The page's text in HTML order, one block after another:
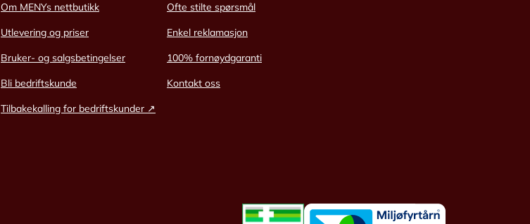
Om MENYs nettbutikk
Utlevering og priser
Bruker- og salgsbetingelser
Bli bedriftskunde
Tilbakekalling for bedriftskunder ↗
Ofte stilte spørsmål
Enkel reklamasjon
100% fornøydgaranti
Kontakt oss